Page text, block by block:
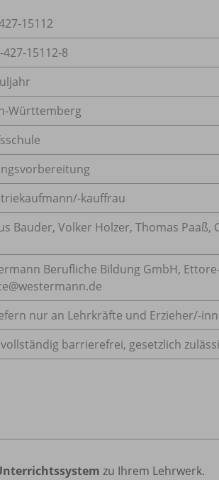
15112
427-15112-8
Württemberg
kauffrau
Bauder, Volker Holzer, Thomas Paaß,
Berufliche Bildung GmbH,
nur an Lehrkräfte und Erzieher/-
barrierefrei, gesetzlich
zu Ihrem Lehrwerk.